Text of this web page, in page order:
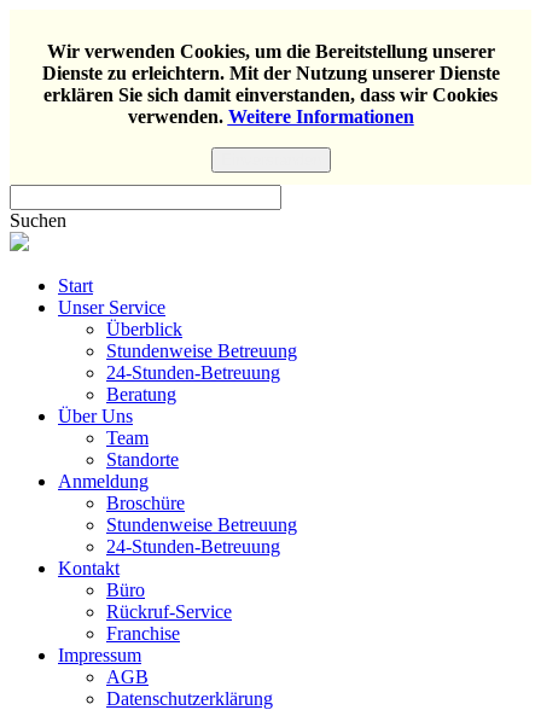
Wir verwenden Cookies, um die Bereitstellung unserer
Dienste zu erleichtern. Mit der Nutzung unserer Dienste
erklären Sie sich damit einverstanden, dass wir Cookies
verwenden. Weitere Informationen
Suchen
Start
Unser Service
Überblick
Stundenweise Betreuung
24-Stunden-Betreuung
Beratung
Über Uns
Team
Standorte
Anmeldung
Broschüre
Stundenweise Betreuung
24-Stunden-Betreuung
Kontakt
Büro
Rückruf-Service
Franchise
Impressum
AGB
Datenschutzerklärung